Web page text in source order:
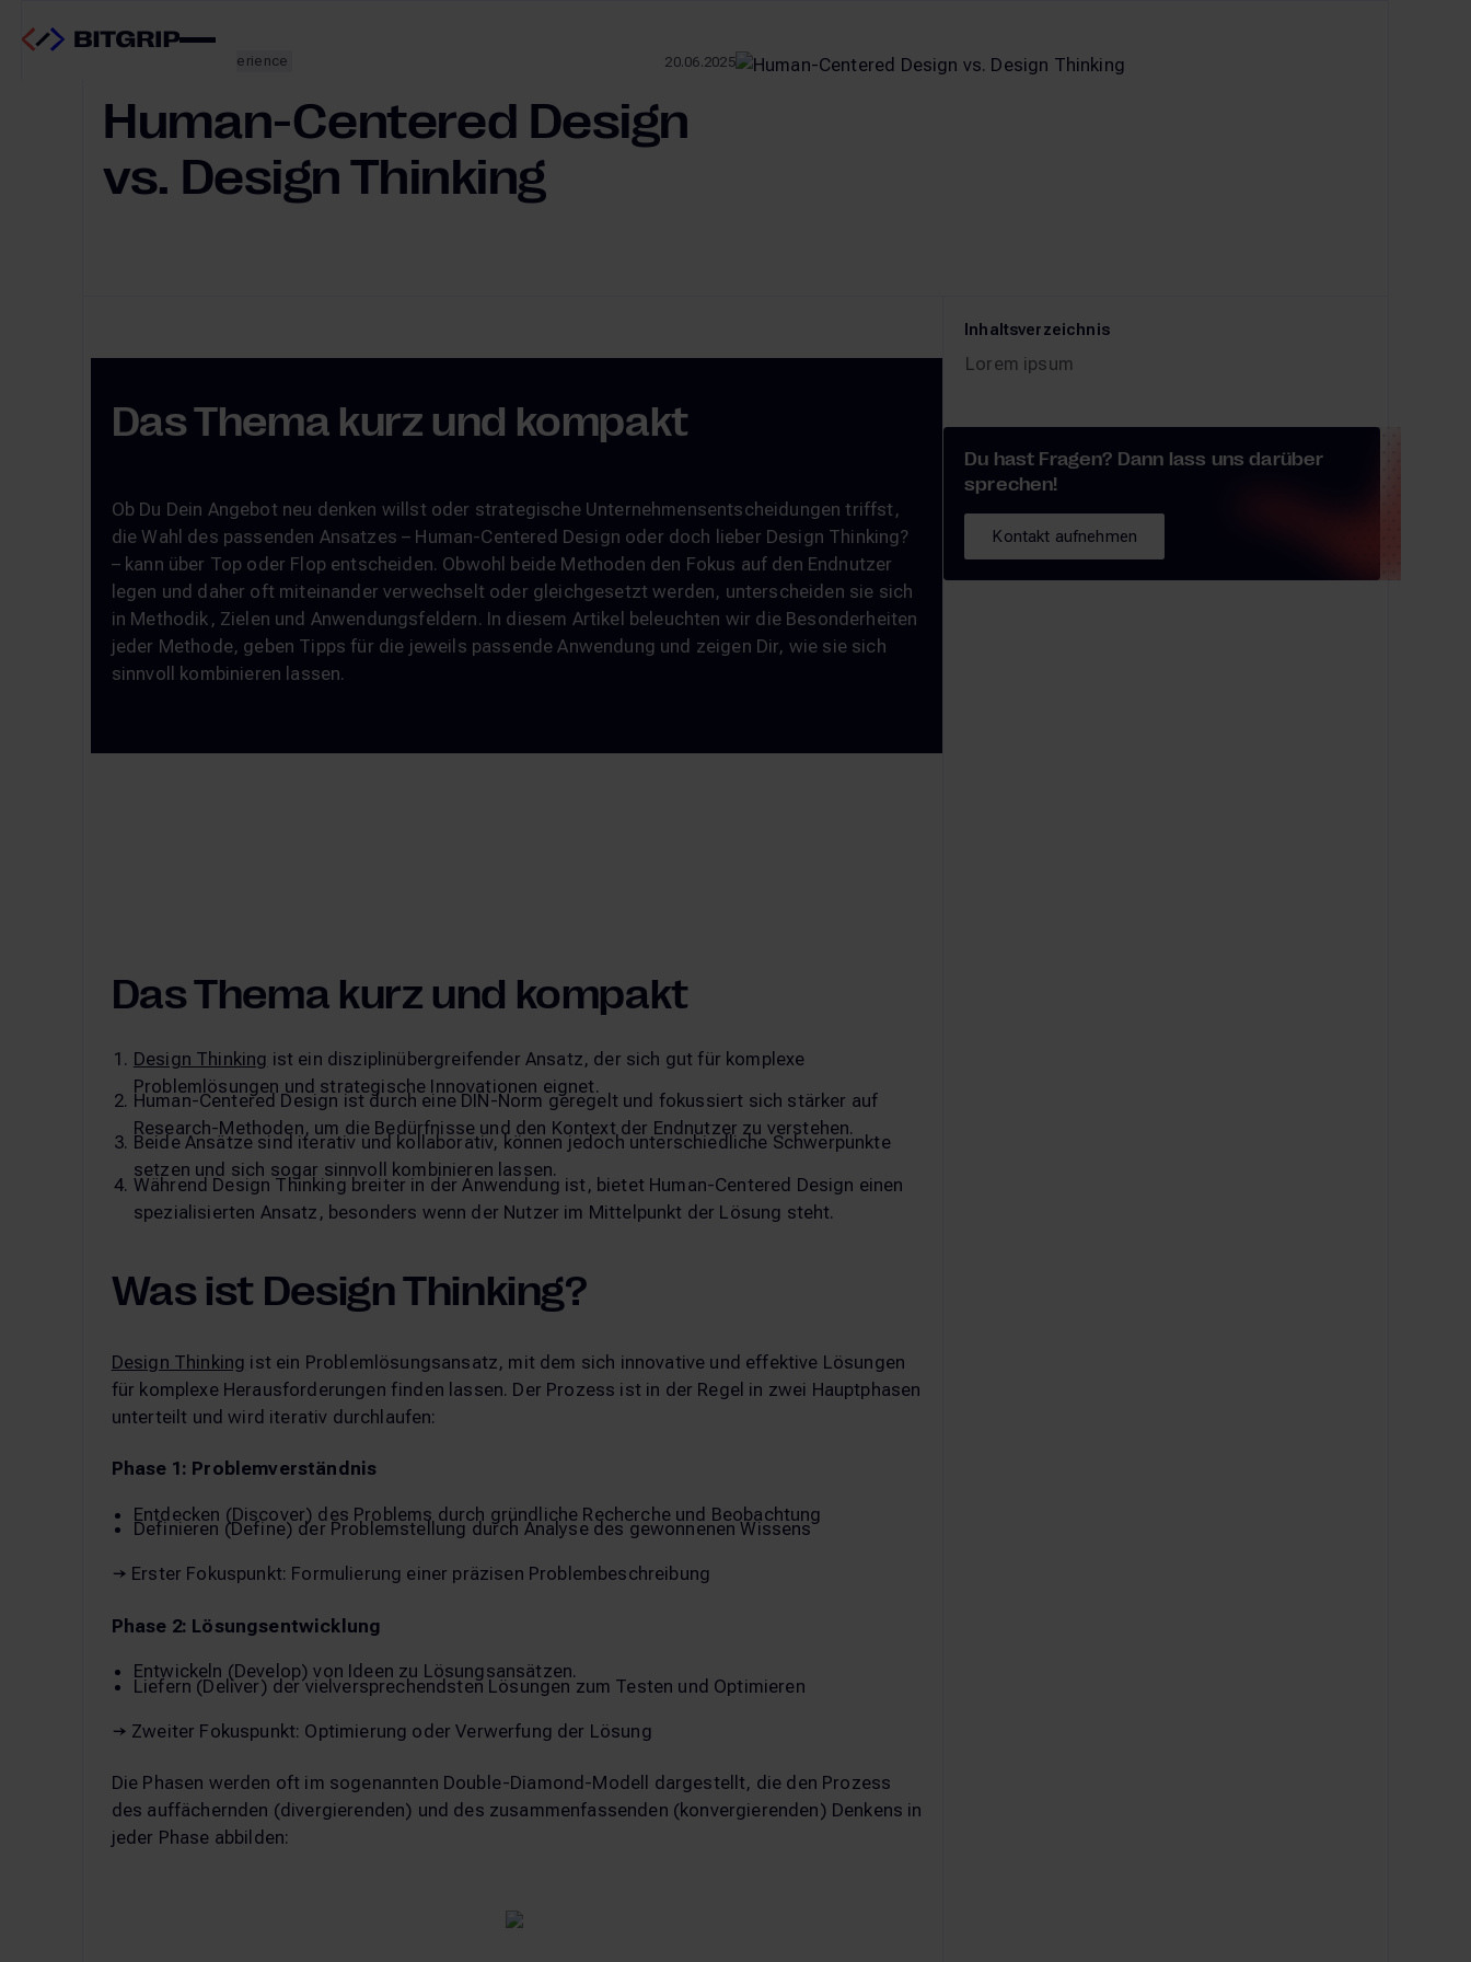
UX & Customer Experience 20.06.2025
Human-Centered Design
vs. Design Thinking
Das Thema kurz und kompakt
Ob Du Dein Angebot neu denken willst oder strategische Unternehmensentscheidungen triffst,
die Wahl des passenden Ansatzes – Human-Centered Design oder doch lieber Design Thinking?
– kann über Top oder Flop entscheiden. Obwohl beide Methoden den Fokus auf den Endnutzer
legen und daher oft miteinander verwechselt oder gleichgesetzt werden, unterscheiden sie sich
in Methodik, Zielen und Anwendungsfeldern. In diesem Artikel beleuchten wir die Besonderheiten
jeder Methode, geben Tipps für die jeweils passende Anwendung und zeigen Dir, wie sie sich
sinnvoll kombinieren lassen.
Das Thema kurz und kompakt
Design Thinking ist ein disziplinübergreifender Ansatz, der sich gut für komplexe
Problemlösungen und strategische Innovationen eignet.
Human-Centered Design ist durch eine DIN-Norm geregelt und fokussiert sich stärker auf
Research-Methoden, um die Bedürfnisse und den Kontext der Endnutzer zu verstehen.
Beide Ansätze sind iterativ und kollaborativ, können jedoch unterschiedliche Schwerpunkte
setzen und sich sogar sinnvoll kombinieren lassen.
Während Design Thinking breiter in der Anwendung ist, bietet Human-Centered Design einen
spezialisierten Ansatz, besonders wenn der Nutzer im Mittelpunkt der Lösung steht.
Was ist Design Thinking?
Design Thinking ist ein Problemlösungsansatz, mit dem sich innovative und effektive Lösungen
für komplexe Herausforderungen finden lassen. Der Prozess ist in der Regel in zwei Hauptphasen
unterteilt und wird iterativ durchlaufen:
Phase 1: Problemverständnis
Entdecken (Discover) des Problems durch gründliche Recherche und Beobachtung
Definieren (Define) der Problemstellung durch Analyse des gewonnenen Wissens
→ Erster Fokuspunkt: Formulierung einer präzisen Problembeschreibung
Phase 2: Lösungsentwicklung
Entwickeln (Develop) von Ideen zu Lösungsansätzen.
Liefern (Deliver) der vielversprechendsten Lösungen zum Testen und Optimieren
→ Zweiter Fokuspunkt: Optimierung oder Verwerfung der Lösung
Die Phasen werden oft im sogenannten Double-Diamond-Modell dargestellt, die den Prozess
des auffächernden (divergierenden) und des zusammenfassenden (konvergierenden) Denkens in
jeder Phase abbilden:
Inhaltsverzeichnis
Lorem ipsum
Du hast Fragen? Dann lass uns darüber
sprechen!
Kontakt aufnehmen